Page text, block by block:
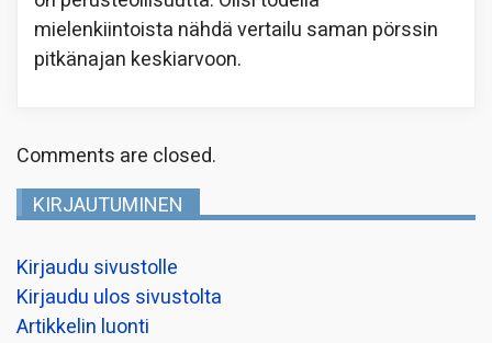
mielenkiintoista nähdä vertailu saman pörssin
pitkänajan keskiarvoon.
Comments are closed.
KIRJAUTUMINEN
Kirjaudu sivustolle
Kirjaudu ulos sivustolta
Artikkelin luonti